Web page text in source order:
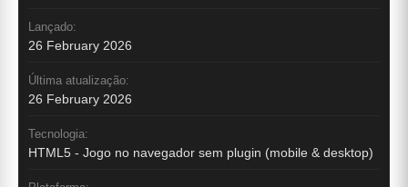
Lançado:
26 February 2026
Última atualização:
26 February 2026
Tecnologia:
HTML5 - Jogo no navegador sem plugin (mobile & desktop)